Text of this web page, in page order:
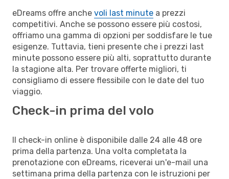
eDreams offre anche voli last minute a prezzi
competitivi. Anche se possono essere più costosi,
offriamo una gamma di opzioni per soddisfare le tue
esigenze. Tuttavia, tieni presente che i prezzi last
minute possono essere più alti, soprattutto durante
la stagione alta. Per trovare offerte migliori, ti
consigliamo di essere flessibile con le date del tuo
viaggio.
Check-in prima del volo
Il check-in online è disponibile dalle 24 alle 48 ore
prima della partenza. Una volta completata la
prenotazione con eDreams, riceverai un'e-mail una
settimana prima della partenza con le istruzioni per